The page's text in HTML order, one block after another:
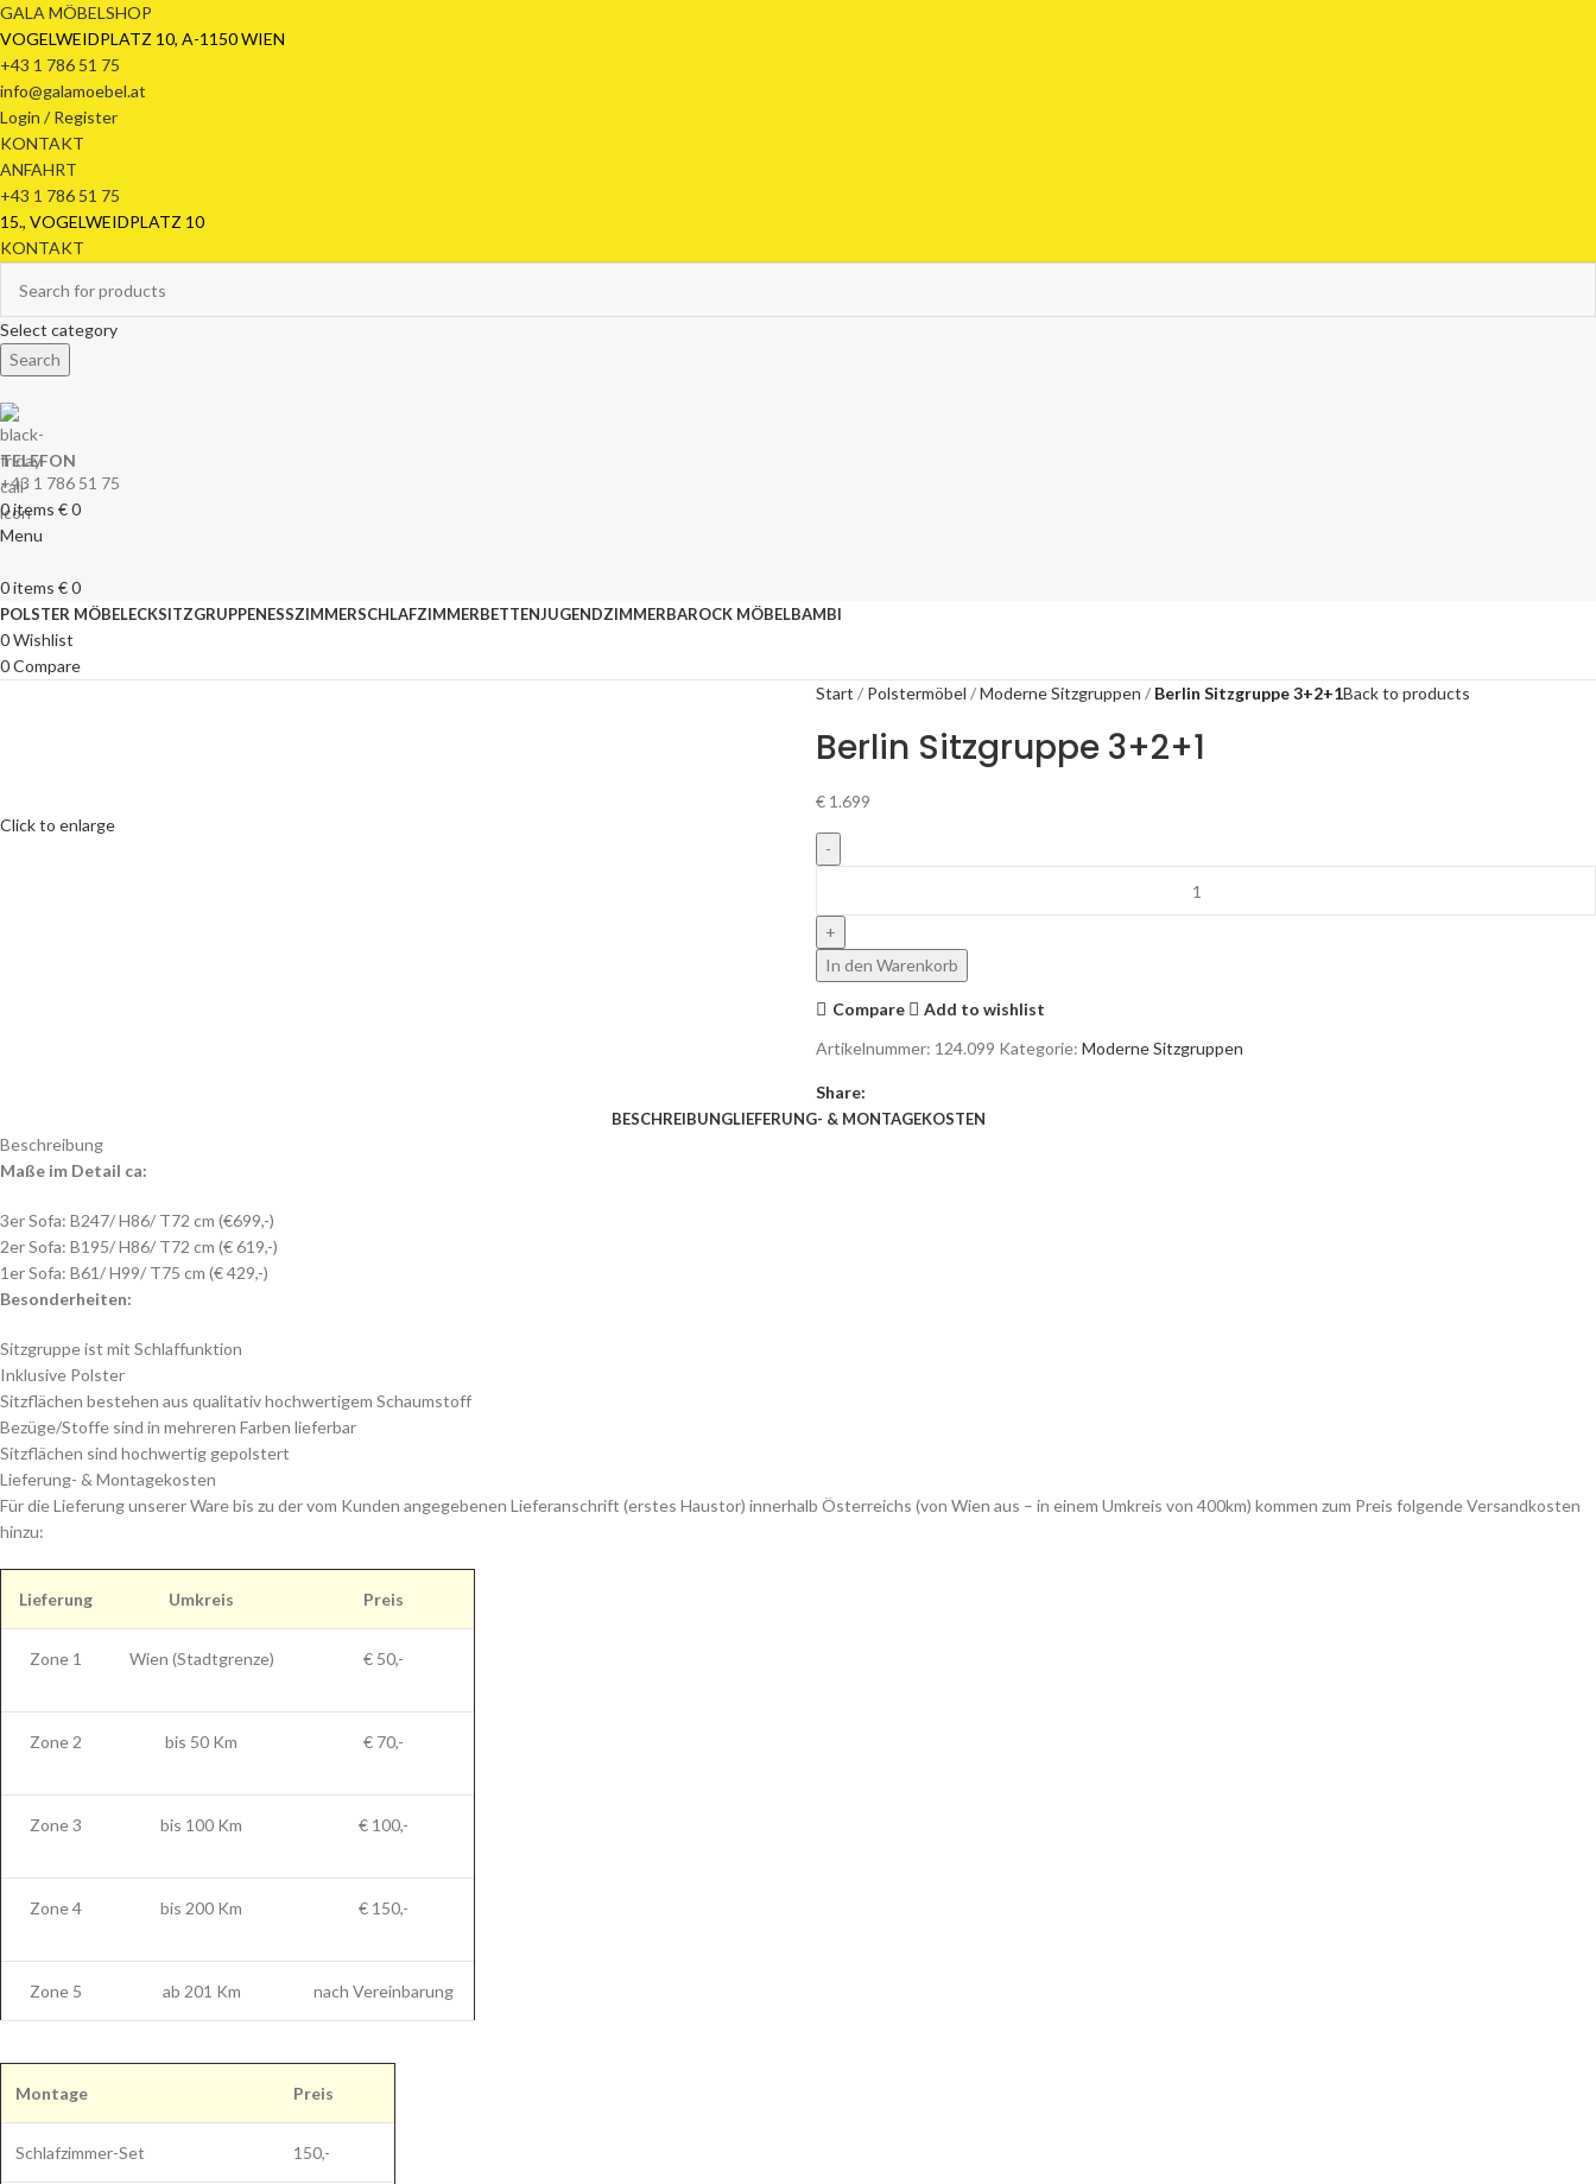
GALA MÖBELSHOP
VOGELWEIDPLATZ 10, A-1150 WIEN
+43 1 786 51 75
info@galamoebel.at
Login / Register
KONTAKT
ANFAHRT
+43 1 786 51 75
15., VOGELWEIDPLATZ 10
KONTAKT
Select category
Search
TELEFON
+43 1 786 51 75
0items €0
Menu
0items €0
POLSTER MÖBELECKSITZGRUPPENESSZIMMERSCHLAFZIMMERBETTENJUGENDZIMMERBAROCK MÖBELBAMBI
0Wishlist
0Compare
Click to enlarge
Start Polstermöbel Moderne Sitzgruppen Berlin Sitzgruppe 3+2+1Back to products
Berlin Sitzgruppe 3+2+1
€ 1.699
In den Warenkorb
Compare
Add to wishlist
Artikelnummer: 124.099 Kategorie: Moderne Sitzgruppen
Share:
BESCHREIBUNGLIEFERUNG- & MONTAGEKOSTEN
Beschreibung
Maße im Detail ca:
3er Sofa: B247/ H86/ T72 cm (€699,-)
2er Sofa: B195/ H86/ T72 cm (€ 619,-)
1er Sofa: B61/ H99/ T75 cm (€ 429,-)
Besonderheiten:
Sitzgruppe ist mit Schlaffunktion
Inklusive Polster
Sitzflächen bestehen aus qualitativ hochwertigem Schaumstoff
Bezüge/Stoffe sind in mehreren Farben lieferbar
Sitzflächen sind hochwertig gepolstert
Lieferung- & Montagekosten
Für die Lieferung unserer Ware bis zu der vom Kunden angegebenen Lieferanschrift (erstes Haustor) innerhalb Österreichs (von Wien aus – in einem Umkreis von 400km) kommen zum Preis folgende Versandkosten
hinzu:
Lieferung Umkreis Preis
Zone 1 Wien (Stadtgrenze) € 50,-
Zone 2 bis 50 Km € 70,-
Zone 3 bis 100 Km € 100,-
Zone 4 bis 200 Km € 150,-
Zone 5 ab 201 Km nach Vereinbarung
Montage Preis
Schlafzimmer-Set 150,-